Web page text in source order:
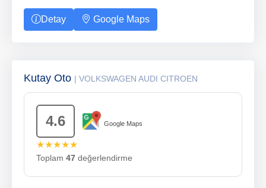
Detay Google Maps
Kutay Oto | VOLKSWAGEN AUDI CITROEN
4.6 Google Maps
★★★★★
Toplam 47 değerlendirme